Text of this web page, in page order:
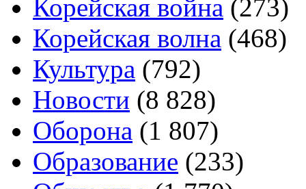
Корейская война (273)
Корейская волна (468)
Культура (792)
Новости (8 828)
Оборона (1 807)
Образование (233)